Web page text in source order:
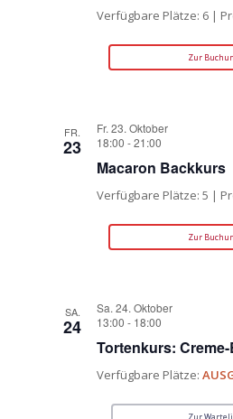
Verfügbare Plätze: 6 |
Zur
FR.
23
Fr. 23. Oktober
18:00 -21:00
Macaron Backkurs
Verfügbare Plätze: 5 |
Zur
SA.
24
Sa. 24. Oktober
13:00 - 18:00
Tortenkurs:
Verfügbare Plätze: